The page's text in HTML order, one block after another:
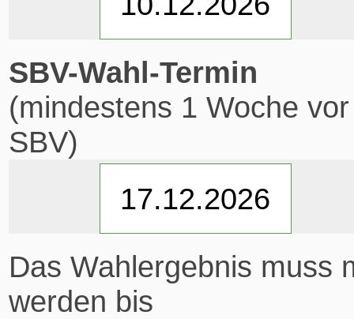
SBV-Wahl-Termin
(mindestens 1 Woche
SBV)
Das Wahlergebnis muss
werden bis